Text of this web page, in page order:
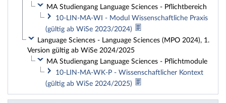
MA Studiengang Language Sciences - Pflichtbereich
10-LIN-MA-WI - Modul Wissenschaftliche Praxis
(gültig ab WiSe 2023/2024)
Language Sciences - Language Sciences (MPO 2024), 1.
Version gültig ab WiSe 2024/2025
MA Studiengang Language Sciences - Pflichtmodule
10-LIN-MA-WK-P - Wissenschaftlicher Kontext
(gültig ab WiSe 2024/2025)